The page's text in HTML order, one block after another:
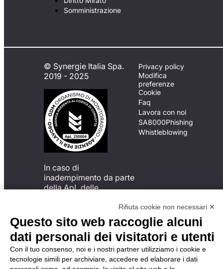
Somministrazione
© Synergie Italia Spa.
2019 - 2025
In caso di
inadempimento da parte
della ApL delle
del Codice di Condotta, è
possibile presentare un
reclamo
all’Organismo di
Monitoraggio utilizzando
una delle modalità
descritte al seguente
Privacy policy
Modifica
preferenze
Cookie
Faq
Lavora con noi
SA8000Phishing
Whistleblowing
Rifiuta cookie non necessari ✕
Questo sito web raccoglie alcuni
dati personali dei visitatori e utenti
Con il tuo consenso, noi e i nostri partner utilizziamo i cookie e
tecnologie simili per archiviare, accedere ed elaborare i dati